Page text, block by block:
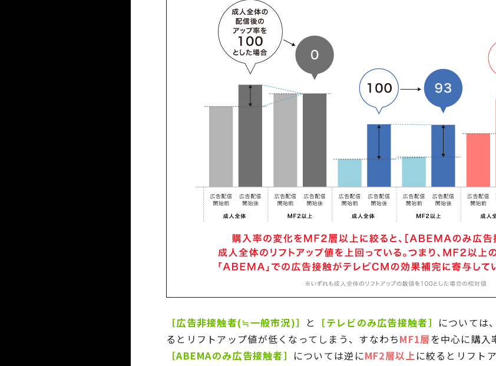
［広告非接触者(≒一般市況)］ と ［テレビのみ広告接触者］ については、
るとリフトアップ値が低くなってしまう、すなわちMF1層を中心に購入
［ABEMAのみ広告接触者］ については逆にMF2層以上に絞るとリフト